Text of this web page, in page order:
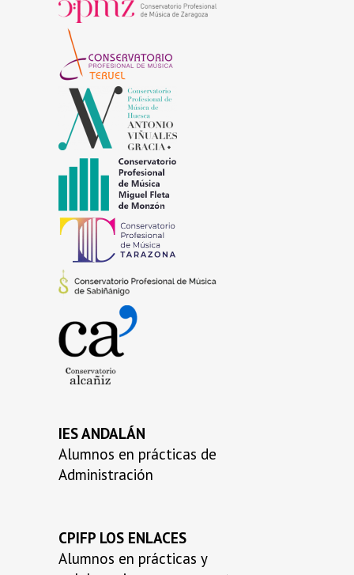
IES ANDALÁN
Alumnos en prácticas de
Administración
CPIFP LOS ENLACES
Alumnos en prácticas y